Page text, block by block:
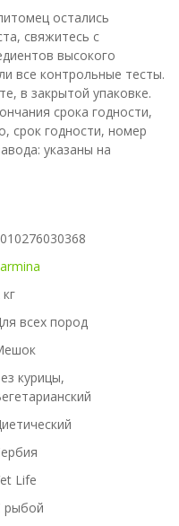
остались
свяжитесь с
высокого
все контрольные тесты.
в закрытой упаковке.
срока годности,
срок годности, номер
указаны на
кг
всех пород
курицы,
Life
рыбой